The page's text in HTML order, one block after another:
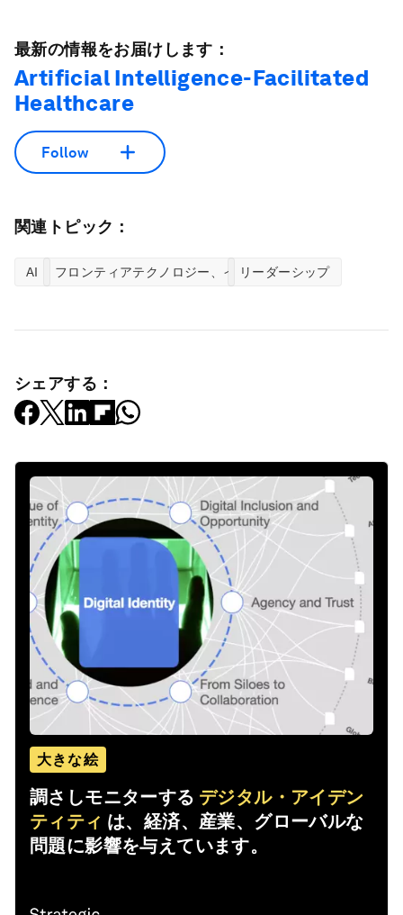
最新の情報をお届けします：
Artificial Intelligence-Facilitated
Healthcare
Follow
関連トピック：
AI フロンティアテクノロジー、イノベーションセンター
リーダーシップ
シェアする：
大きな絵
調さしモニターする デジタル・アイデン
ティティ は、経済、産業、グローバルな
問題に影響を与えています。